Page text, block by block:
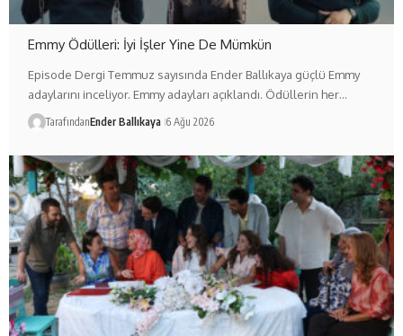
Emmy Ödülleri: İyi İşler Yine De Mümkün
Episode Dergi Temmuz sayısında Ender Ballıkaya güçlü Emmy
adaylarını inceliyor. Emmy adayları açıklandı. Ödüllerin her…
TarafındanEnder Ballıkaya 6 Ağu 2026